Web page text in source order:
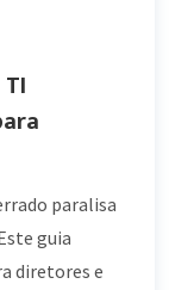
paralisa
guia
diretores e